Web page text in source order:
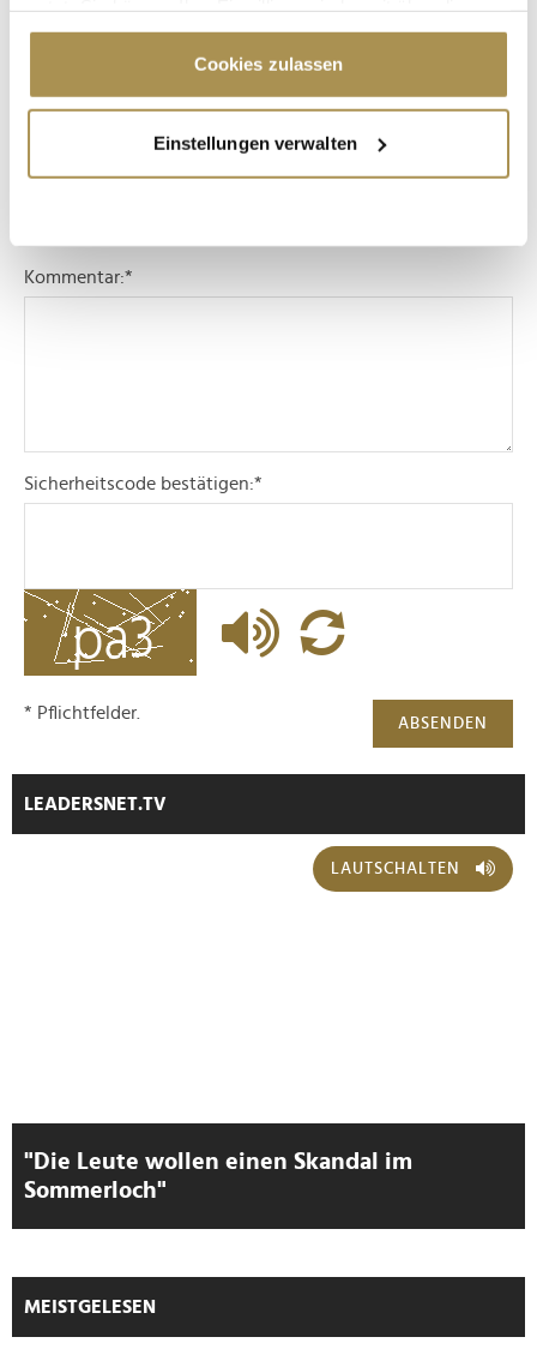
Cookie-Erklärung oder durch Klicken auf das Privacy
Trigger Symbol ändern oder widerrufen
Informationen über Ihre geografische Lage
erfassen, welche bis auf einige Meter genau sein
bestimmten Merkmalen (Fingerprinting) identifizieren
Erfahren Sie mehr darüber, wie Ihre persönlichen Daten
personalisieren, Funktionen für soziale Medien anbieten
zu können und die Zugriffe auf unsere Website zu
analysieren. Außerdem geben wir Informationen zu Ihrer
Partner führen diese Informationen möglicherweise mit
weiteren Daten zusammen, die Sie ihnen bereitgestellt
haben oder die sie im Rahmen Ihrer Nutzung der Dienste
gesammelt haben.
Cookies zulassen
Einstellungen verwalten
Autor:*
Kommentar:*
Sicherheitscode bestätigen:*
ABSENDEN
* Pflichtfelder.
LEADERSNET.TV
LAUTSCHALTEN
"Die Leute wollen einen Skandal im
Sommerloch"
MEISTGELESEN